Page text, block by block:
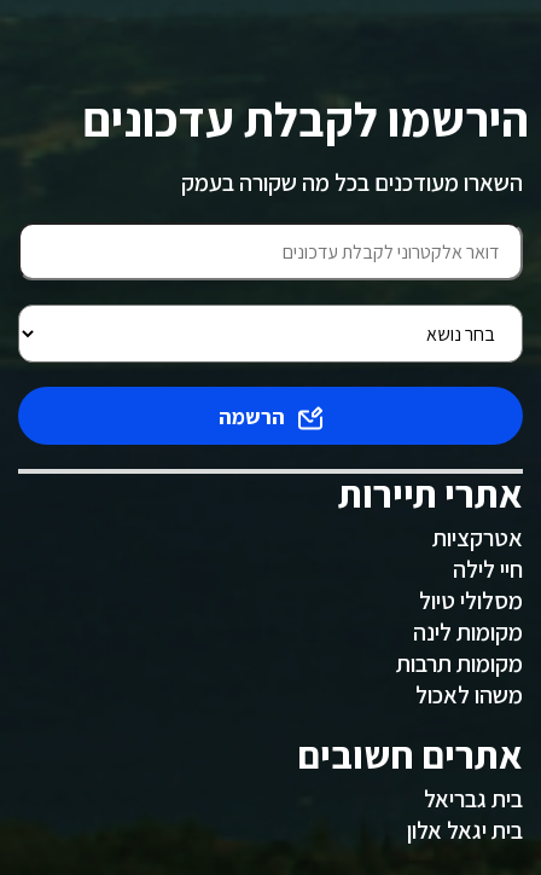
הירשמו לקבלת עדכונים
השארו מעודכנים בכל מה שקורה בעמק
הרשמה
אתרי תיירות
אטרקציות
חיי לילה
מסלולי טיול
מקומות לינה
מקומות תרבות
משהו לאכול
אתרים חשובים
בית גבריאל
בית יגאל אלון